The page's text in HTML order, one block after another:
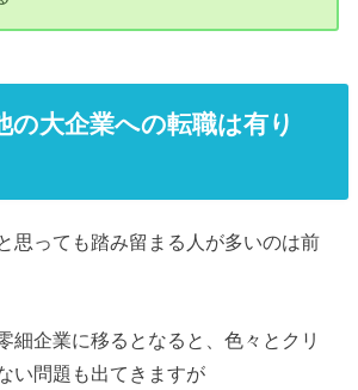
の大企業への転職は有り
思っても踏み留まる人が多いのは前
細企業に移るとなると、色々とクリ
い問題も出てきますが